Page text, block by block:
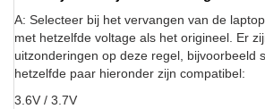
A: Selecteer bij het vervangen van de
met hetzelfde voltage als het origineel. Er
uitzonderingen op deze regel, bijvoorbeeld
hetzelfde paar hieronder zijn compatibel:
3.6V / 3.7V